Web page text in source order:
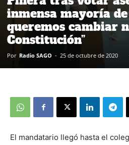
inmensa mayoría
queremos cambiar
Constitución”
Por Radio SAGO - 25 de octubre de 2020
El mandatario llegó hasta el